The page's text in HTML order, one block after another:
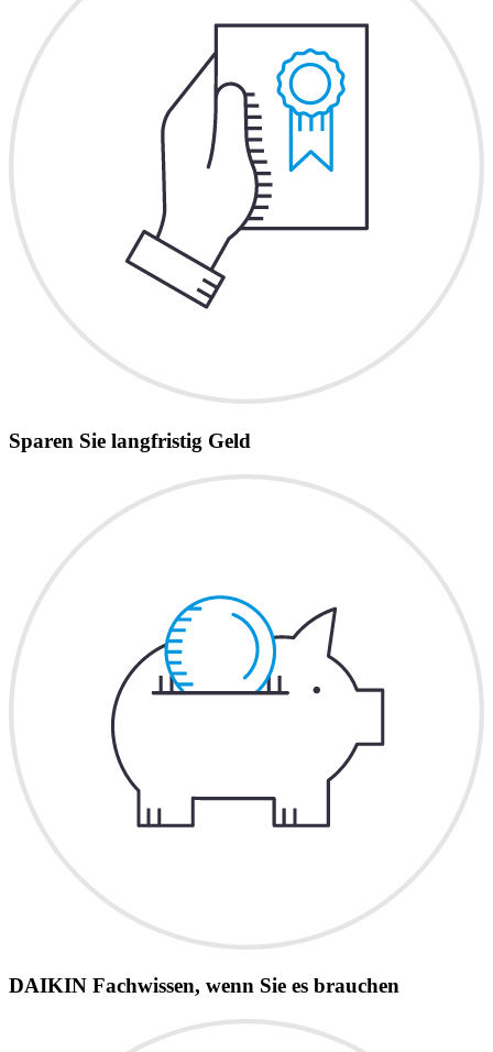
Sparen Sie langfristig Geld
DAIKIN Fachwissen, wenn Sie es brauchen